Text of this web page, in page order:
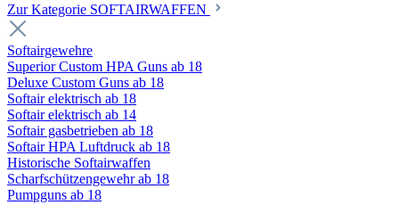
Zur Kategorie SOFTAIRWAFFEN
Softairgewehre
Superior Custom HPA Guns ab 18
Deluxe Custom Guns ab 18
Softair elektrisch ab 18
Softair elektrisch ab 14
Softair gasbetrieben ab 18
Softair HPA Luftdruck ab 18
Historische Softairwaffen
Scharfschützengewehr ab 18
Pumpguns ab 18